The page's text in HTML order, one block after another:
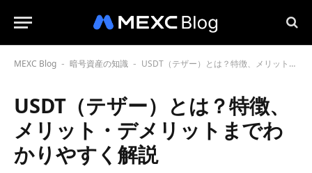
MEXC Blog - 暗号資産の知識 - USDT（テザー）とは？特徴、メリット・デメリットまでわかりやすく解説
USDT（テザー）とは？特徴、
メリット・デメリットまでわ
かりやすく解説